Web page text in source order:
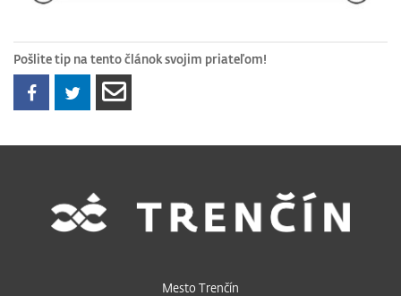
Pošlite tip na tento článok svojim priateľom!
Mesto Trenčín